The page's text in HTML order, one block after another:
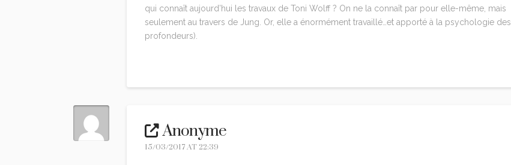
qui connaît aujourd’hui les travaux de Toni Wolff ? On ne la connaît par pour elle-même, mais
seulement au travers de Jung. Or, elle a énormément travaillé…et apporté à la psychologie des
profondeurs).
Anonyme
15/03/2017 AT 22:39